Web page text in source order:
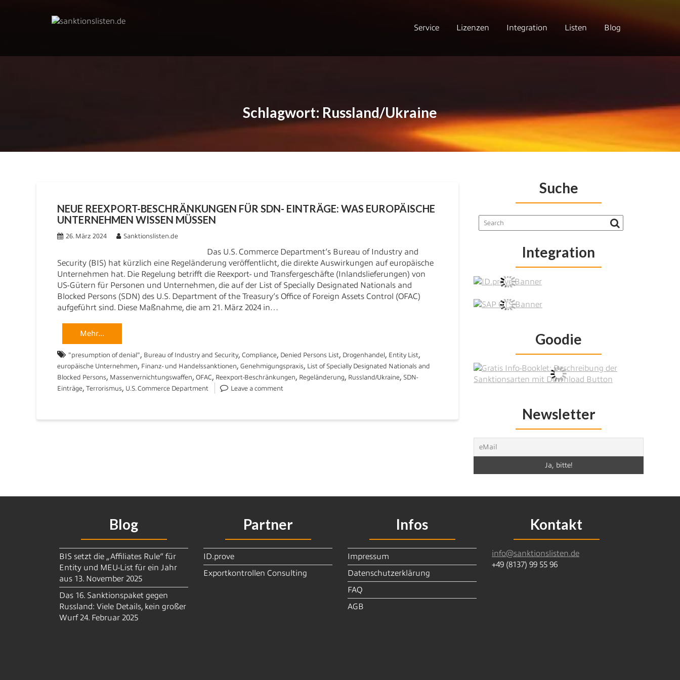
Service Lizenzen Integration Listen Blog
Schlagwort: Russland/Ukraine
NEUE REEXPORT-BESCHRÄNKUNGEN FÜR SDN- EINTRÄGE: WAS EUROPÄISCHE
UNTERNEHMEN WISSEN MÜSSEN
26. März 2024 Sanktionslisten.de
Das U.S. Commerce Department’s Bureau of Industry and
Security (BIS) hat kürzlich eine Regeländerung veröffentlicht, die direkte Auswirkungen auf europäische
Unternehmen hat. Die Regelung betrifft die Reexport- und Transfergeschäfte (Inlandslieferungen) von
US-Gütern für Personen und Unternehmen, die auf der List of Specially Designated Nationals and
Blocked Persons (SDN) des U.S. Department of the Treasury’s Office of Foreign Assets Control (OFAC)
aufgeführt sind. Diese Maßnahme, die am 21. März 2024 in…
Mehr...
"presumption of denial", Bureau of Industry and Security, Compliance, Denied Persons List, Drogenhandel, Entity List,
europäische Unternehmen, Finanz- und Handelssanktionen, Genehmigungspraxis, List of Specially Designated Nationals and
Blocked Persons, Massenvernichtungswaffen, OFAC, Reexport-Beschränkungen, Regeländerung, Russland/Ukraine, SDN-
Einträge, Terrorismus, U.S. Commerce Department Leave a comment
Suche
Integration
Goodie
Newsletter
Blog
BIS setzt die „Affiliates Rule“ für
Entity und MEU-List für ein Jahr
aus 13. November 2025
Das 16. Sanktionspaket gegen
Russland: Viele Details, kein großer
Wurf 24. Februar 2025
Partner
ID.prove
Exportkontrollen Consulting
Infos
Impressum
Datenschutzerklärung
FAQ
AGB
Kontakt
info@sanktionslisten.de
+49 (8137) 99 55 96